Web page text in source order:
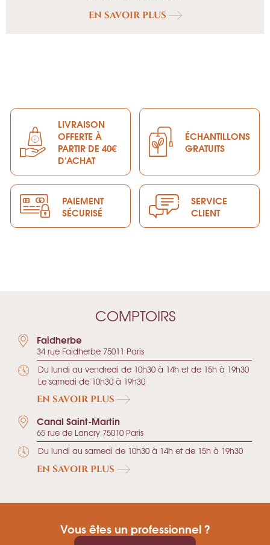
EN SAVOIR PLUS
LIVRAISON
OFFERTE À
PARTIR DE 40€
D'ACHAT
ÉCHANTILLONS
GRATUITS
PAIEMENT
SÉCURISÉ
SERVICE
CLIENT
COMPTOIRS
Faidherbe
34 rue Faidherbe 75011 Paris
Du lundi au vendredi de 10h30 à 14h et de 15h à 19h30
Le samedi de 10h30 à 19h30
EN SAVOIR PLUS
Canal Saint-Martin
65 rue de Lancry 75010 Paris
Du lundi au samedi de 10h30 à 14h et de 15h à 19h30
EN SAVOIR PLUS
Vous êtes un professionnel ?